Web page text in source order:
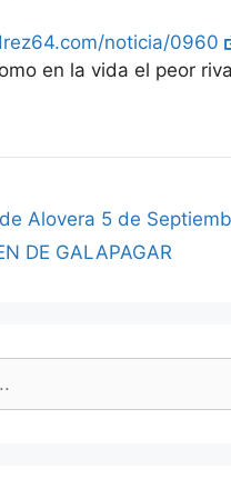
noticia/0960
en la vida el peor
Alovera 5 de
DE GALAPAGAR